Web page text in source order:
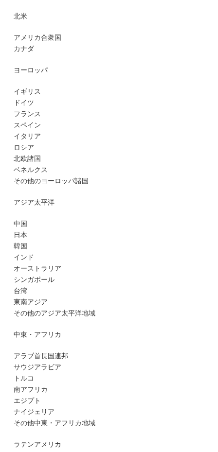
北米
アメリカ合衆国
カナダ
ヨーロッパ
イギリス
ドイツ
フランス
スペイン
イタリア
ロシア
北欧諸国
ベネルクス
その他のヨーロッパ諸国
アジア太平洋
中国
日本
韓国
インド
オーストラリア
シンガポール
台湾
東南アジア
その他のアジア太平洋地域
中東・アフリカ
アラブ首長国連邦
サウジアラビア
トルコ
南アフリカ
エジプト
ナイジェリア
その他中東・アフリカ地域
ラテンアメリカ